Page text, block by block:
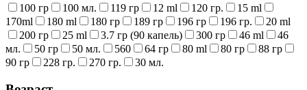
100 гр 100 мл. 119 гр 12 ml 120 гр.
15 ml
170ml
180 ml 180 гр 189 гр 196 гр 196 гр.
20 ml
200 гр
25 ml 3.7 гр (90 капель) 300 гр 46 ml
46
мл.
50 гр 50 мл. 560 64 гр 80 ml 80 гр
88 гр
90 гр
228 гр. 270 гр. 30 мл.